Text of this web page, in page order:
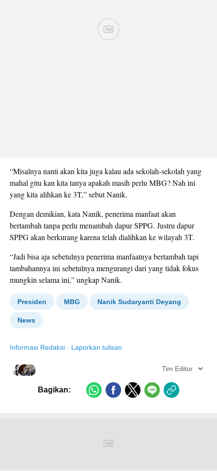
“Misalnya nanti akan kita juga kalau ada sekolah-sekolah yang
mahal gitu kan kita tanya apakah masih perlu MBG? Nah ini
yang kita alihkan ke 3T,” sebut Nanik.
Dengan demikian, kata Nanik, penerima manfaat akan
bertambah tanpa perlu menambah dapur SPPG. Justru dapur
SPPG akan berkurang karena telah dialihkan ke wilayah 3T.
“Jadi bisa aja sebetulnya penerima manfaatnya bertambah tapi
tambahannya ini sebetulnya mengurangi dari yang tidak fokus
mungkin selama ini,” ungkap Nanik.
Presiden MBG Nanik Sudaryanti Deyang
News
Informasi Redaksi · Laporkan tulisan
Tim Editor
Bagikan: